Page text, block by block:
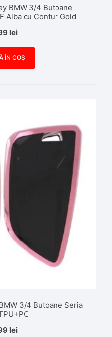
BMW 3/4 Butoane
Alba cu Contur Gold
lei
ÎN COȘ
3/4 Butoane Seria
lei